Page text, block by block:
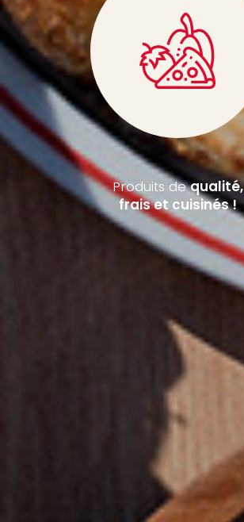
Produits dequalité,
frais et cuisinés !